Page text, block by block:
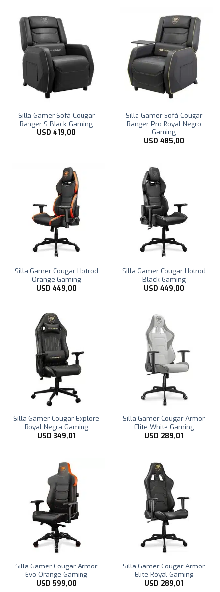
Silla Gamer Sofá Cougar
Ranger S Black Gaming
USD 419,00
Silla Gamer Sofá Cougar
Ranger Pro Royal Negro
Gaming
USD 485,00
Silla Gamer Cougar Hotrod
Orange Gaming
USD 449,00
Silla Gamer Cougar Hotrod
Black Gaming
USD 449,00
Silla Gamer Cougar Explore
Royal Negra Gaming
USD 349,01
Silla Gamer Cougar Armor
Elite White Gaming
USD 289,01
Silla Gamer Cougar Armor
Evo Orange Gaming
USD 599,00
Silla Gamer Cougar Armor
Elite Royal Gaming
USD 289,01